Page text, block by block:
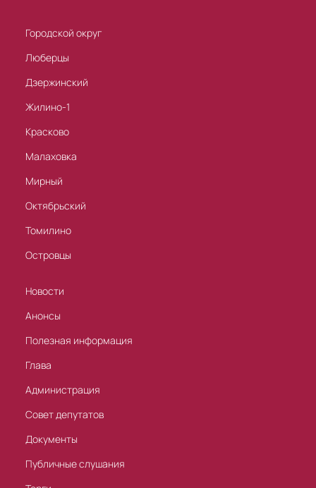
Городской округ
Люберцы
Дзержинский
Жилино-1
Красково
Малаховка
Мирный
Октябрьский
Томилино
Островцы
Новости
Анонсы
Полезная информация
Глава
Администрация
Совет депутатов
Документы
Публичные слушания